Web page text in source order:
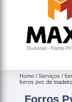
Home Serviços
forros pvc de
Forros